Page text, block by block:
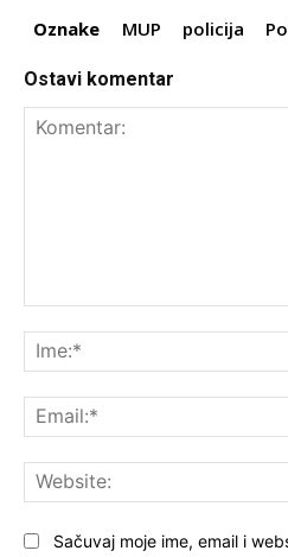
Oznake MUP policija
Ostavi komentar
Sačuvaj moje ime, email i